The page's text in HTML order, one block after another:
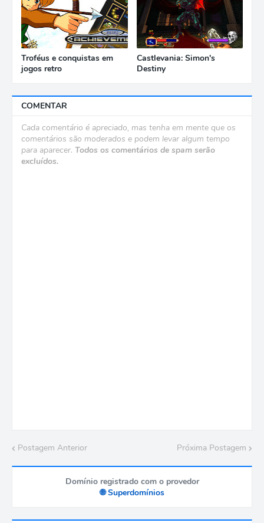
Troféus e conquistas em
jogos retro
Castlevania: Simon's
Destiny
COMENTAR
Cada comentário é apreciado, mas tenha em mente que os
comentários são moderados e podem levar algum tempo
para aparecer. Todos os comentários de spam serão
excluídos.
Postagem Anterior Próxima Postagem
Domínio registrado com o provedor
🌐 Superdomínios